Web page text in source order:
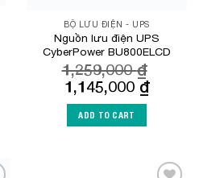
BỘ LƯU ĐIỆN - UPS
Nguồn lưu điện UPS
CyberPower BU800ELCD
1,259,000₫
Original
price
was:
1,259,000 ₫.
1,145,000 ₫Current
ADD TO CART